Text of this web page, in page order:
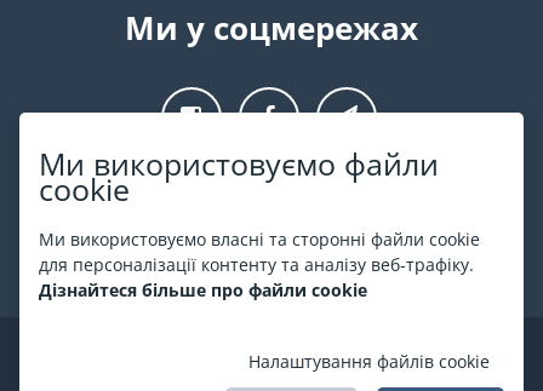
Ми використовуємо файли
cookie
Ми використовуємо власні та сторонні файли cookie
для персоналізації контенту та аналізу веб-трафіку.
Дізнайтеся більше про файли cookie
Налаштування файлів cookie
Ми у соцмережах
Про ESPORT.in.ua
На ESPORT.in.ua представлена афіша Києва та інших міст
України. Всі квитки продаються офіційно. Ми працюємо
безпосередньо з касами.